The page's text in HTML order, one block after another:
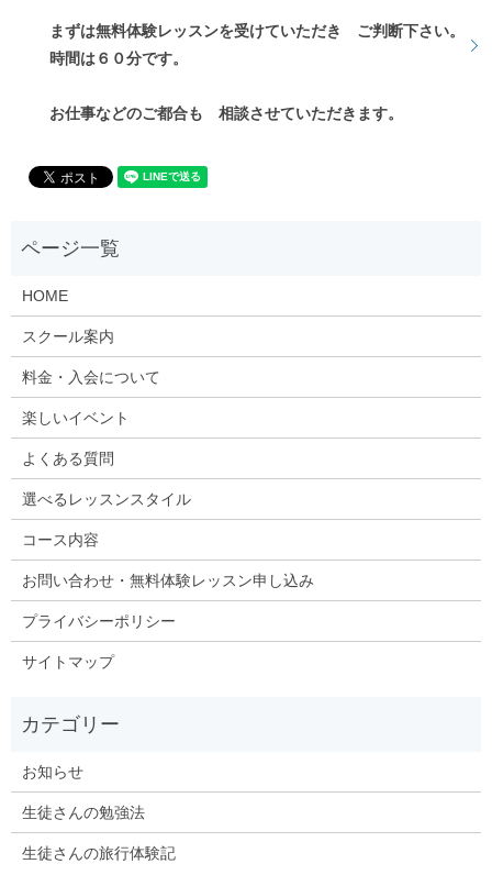
まずは無料体験レッスンを受けていただき ご判断下さい。
時間は６０分です。
お仕事などのご都合も 相談させていただきます。
HOME
スクール案内
料金・入会について
楽しいイベント
よくある質問
選べるレッスンスタイル
コース内容
お問い合わせ・無料体験レッスン申し込み
プライバシーポリシー
サイトマップ
お知らせ
生徒さんの勉強法
生徒さんの旅行体験記